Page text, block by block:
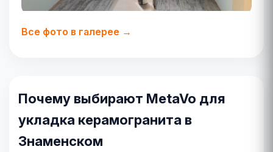
Все фото в галерее →
Почему выбирают MetaVo для
укладка керамогранита в
Знаменском